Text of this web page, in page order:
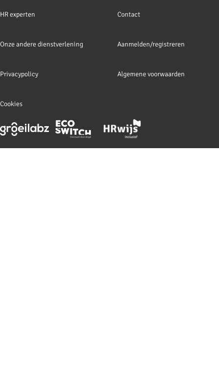
HR experten Contact
Onze andere dienstverlening Aanmelden/registreren
Privacypolicy Algemene voorwaarden
Cookies